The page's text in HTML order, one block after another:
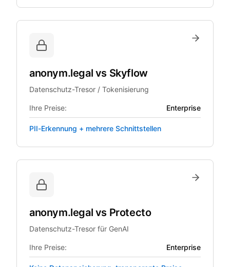
anonym.legal vs Skyflow
Datenschutz-Tresor / Tokenisierung
Ihre Preise: Enterprise
PII-Erkennung + mehrere Schnittstellen
anonym.legal vs Protecto
Datenschutz-Tresor für GenAI
Ihre Preise: Enterprise